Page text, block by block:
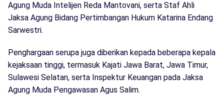
Agung Muda Intelijen Reda Mantovani, serta Staf Ahli
Jaksa Agung Bidang Pertimbangan Hukum Katarina Endang
Sarwestri.
Penghargaan serupa juga diberikan kepada beberapa kepala
kejaksaan tinggi, termasuk Kajati Jawa Barat, Jawa Timur,
Sulawesi Selatan, serta Inspektur Keuangan pada Jaksa
Agung Muda Pengawasan Agus Salim.